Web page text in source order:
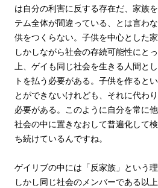
は自分の利害に反する存在だ、家族
テム全体が間違っている、とは言わ
供をつくらない。子供を中心とした
しかしながら社会の存続可能性にと
上、ゲイも同じ社会を生きる人間と
トを払う必要がある。子供を作ると
とができないけれども、それに代わ
必要がある。このように自分を常に
社会の中に置きなおして普遍化して
ち続けているんですね。
ゲイリブの中には「反家族」という
しかし同じ社会のメンバーである以